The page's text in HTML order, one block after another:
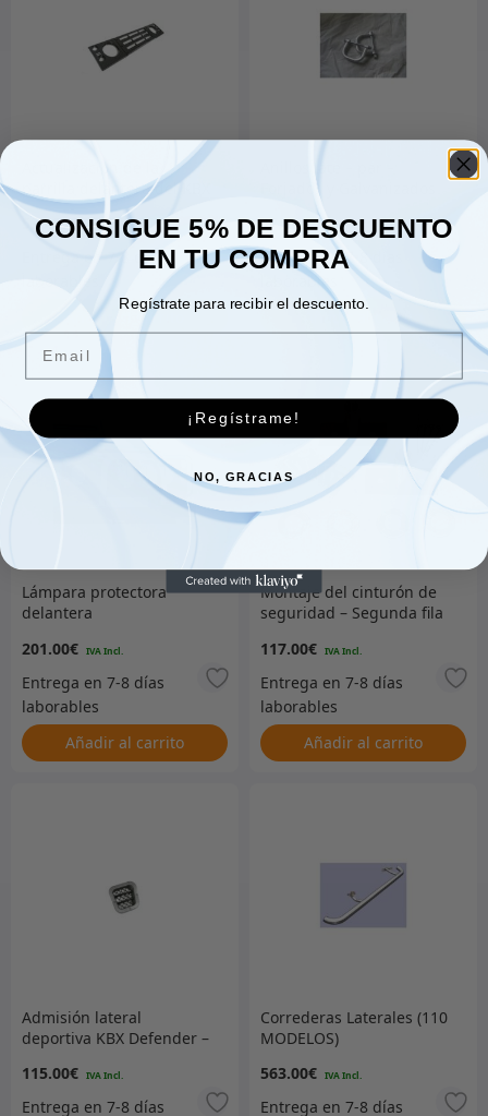
parrilla delantera del KBX
Defender – Santorini
Black Premium
530.00€
Añadir al carrito
Forjados y Galvanizados
47.00€
Añadir al carrito
Lámpara protectora
delantera
201.00€
Añadir al carrito
Montaje del cinturón de
seguridad – Segunda fila
117.00€
Añadir al carrito
Admisión lateral
deportiva KBX Defender –
Brunel Silver Grey
Premium Java
115.00€
Correderas Laterales (110
MODELOS)
563.00€
CONSIGUE 5% DE DESCUENTO
EN TU COMPRA
Regístrate para recibir el descuento.
Email
¡Regístrame!
NO, GRACIAS